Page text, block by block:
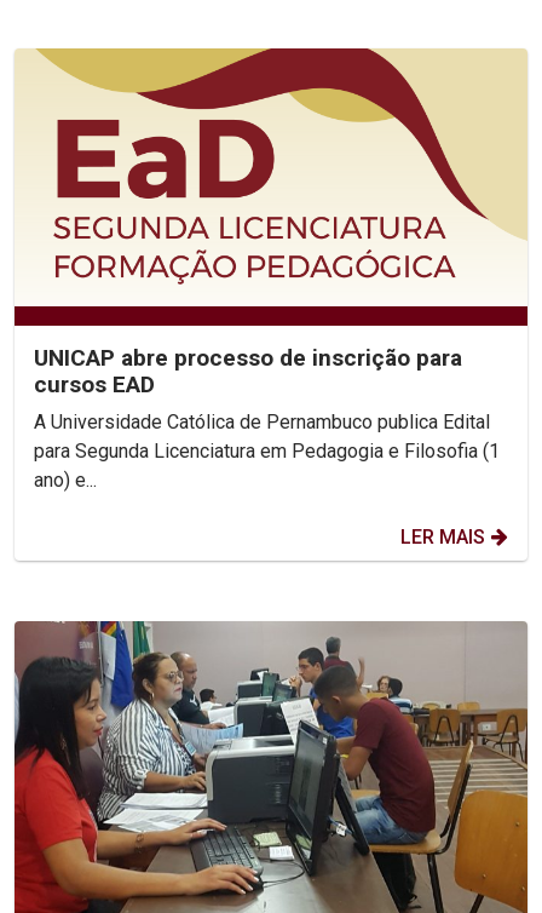
UNICAP abre processo de inscrição para
cursos EAD
A Universidade Católica de Pernambuco publica Edital
para Segunda Licenciatura em Pedagogia e Filosofia (1
ano) e...
LER MAIS